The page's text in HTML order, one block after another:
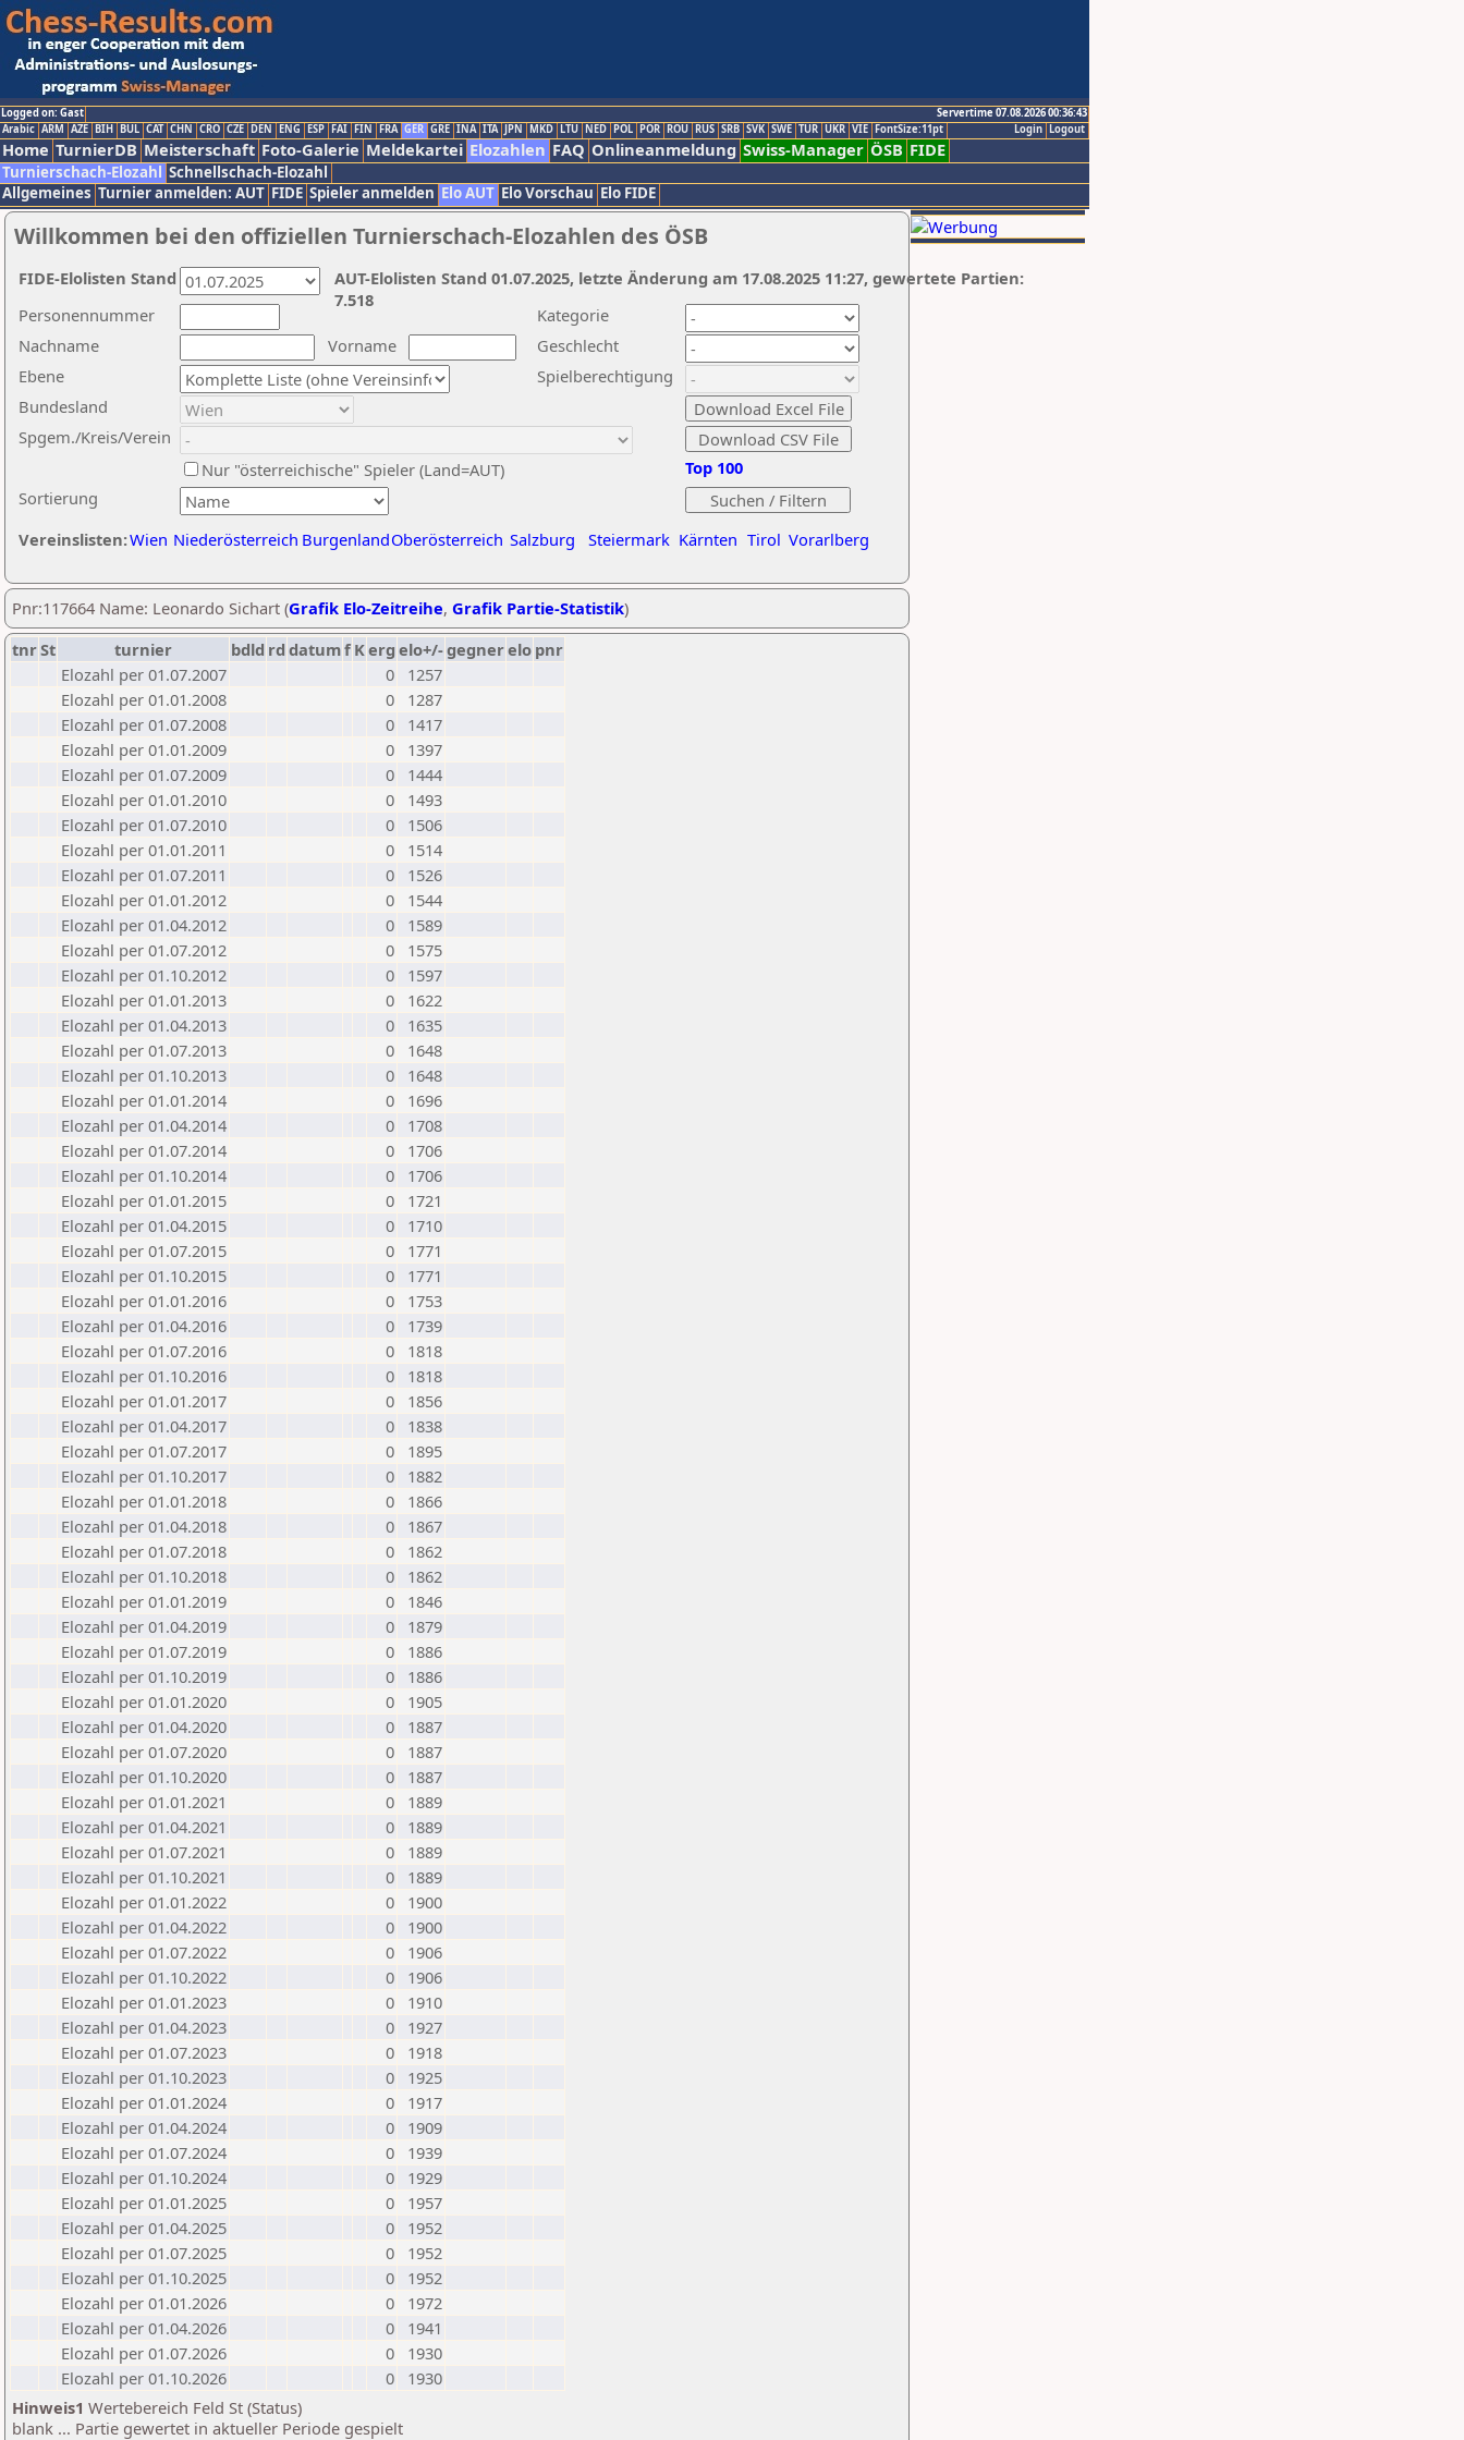
Logged on: Gast
Servertime 07.08.2026 00:36:43
Logout
Login
Arabic ARM AZE BIH BUL CAT CHN CRO CZE DEN ENG ESP FAI FIN FRA GER GRE INA ITA JPN MKD LTU NED POL POR ROU RUS SRB SVK SWE TUR UKR VIE FontSize:11pt
Home TurnierDB Meisterschaft Foto-Galerie Meldekartei Elozahlen FAQ Onlineanmeldung Swiss-Manager ÖSB FIDE
Turnierschach-Elozahl Schnellschach-Elozahl
Allgemeines Turnier anmelden: AUT FIDE Spieler anmelden Elo AUT Elo Vorschau Elo FIDE
Willkommen bei den offiziellen Turnierschach-Elozahlen des ÖSB
Nachname
Vorname
Ebene
Kategorie
Sortierung
Personennummer
Bundesland
Spgem./Kreis/Verein
Geschlecht
Nur "österreichische" Spieler (Land=AUT)
Spielberechtigung
Vereinslisten:Wien Niederösterreich BurgenlandOberösterreich Salzburg Steiermark Kärnten Tirol Vorarlberg
Top 100
AUT-Elolisten Stand 01.07.2025, letzte Änderung am 17.08.2025 11:27, gewertete Partien:
7.518
FIDE-Elolisten Stand
Pnr:117664 Name: Leonardo Sichart (Grafik Elo-Zeitreihe, Grafik Partie-Statistik)
tnrSt turnier bdld rd datumf Kerg elo+/-gegnerelo pnr
Elozahl per 01.07.2007
0
1257
Elozahl per 01.01.2008
0
1287
Elozahl per 01.07.2008
0
1417
Elozahl per 01.01.2009
0
1397
Elozahl per 01.07.2009
0
1444
Elozahl per 01.01.2010
0
1493
Elozahl per 01.07.2010
0
1506
Elozahl per 01.01.2011
0
1514
Elozahl per 01.07.2011
0
1526
Elozahl per 01.01.2012
0
1544
Elozahl per 01.04.2012
0
1589
Elozahl per 01.07.2012
0
1575
Elozahl per 01.10.2012
0
1597
Elozahl per 01.01.2013
0
1622
Elozahl per 01.04.2013
0
1635
Elozahl per 01.07.2013
0
1648
Elozahl per 01.10.2013
0
1648
Elozahl per 01.01.2014
0
1696
Elozahl per 01.04.2014
0
1708
Elozahl per 01.07.2014
0
1706
Elozahl per 01.10.2014
0
1706
Elozahl per 01.01.2015
0
1721
Elozahl per 01.04.2015
0
1710
Elozahl per 01.07.2015
0
1771
Elozahl per 01.10.2015
0
1771
Elozahl per 01.01.2016
0
1753
Elozahl per 01.04.2016
0
1739
Elozahl per 01.07.2016
0
1818
Elozahl per 01.10.2016
0
1818
Elozahl per 01.01.2017
0
1856
Elozahl per 01.04.2017
0
1838
Elozahl per 01.07.2017
0
1895
Elozahl per 01.10.2017
0
1882
Elozahl per 01.01.2018
0
1866
Elozahl per 01.04.2018
0
1867
Elozahl per 01.07.2018
0
1862
Elozahl per 01.10.2018
0
1862
Elozahl per 01.01.2019
0
1846
Elozahl per 01.04.2019
0
1879
Elozahl per 01.07.2019
0
1886
Elozahl per 01.10.2019
0
1886
Elozahl per 01.01.2020
0
1905
Elozahl per 01.04.2020
0
1887
Elozahl per 01.07.2020
0
1887
Elozahl per 01.10.2020
0
1887
Elozahl per 01.01.2021
0
1889
Elozahl per 01.04.2021
0
1889
Elozahl per 01.07.2021
0
1889
Elozahl per 01.10.2021
0
1889
Elozahl per 01.01.2022
0
1900
Elozahl per 01.04.2022
0
1900
Elozahl per 01.07.2022
0
1906
Elozahl per 01.10.2022
0
1906
Elozahl per 01.01.2023
0
1910
Elozahl per 01.04.2023
0
1927
Elozahl per 01.07.2023
0
1918
Elozahl per 01.10.2023
0
1925
Elozahl per 01.01.2024
0
1917
Elozahl per 01.04.2024
0
1909
Elozahl per 01.07.2024
0
1939
Elozahl per 01.10.2024
0
1929
Elozahl per 01.01.2025
0
1957
Elozahl per 01.04.2025
0
1952
Elozahl per 01.07.2025
0
1952
Elozahl per 01.10.2025
0
1952
Elozahl per 01.01.2026
0
1972
Elozahl per 01.04.2026
0
1941
Elozahl per 01.07.2026
0
1930
Elozahl per 01.10.2026
0
1930
Hinweis1 Wertebereich Feld St (Status)
blank ... Partie gewertet in aktueller Periode gespielt